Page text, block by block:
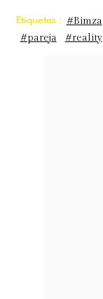
Etiquetas : #Bimza
#pareja
#reality